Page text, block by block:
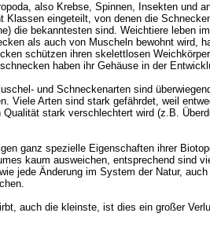
also Krebse, Spinnen, Insekten und
Klassen eingeteilt, von denen die
die bekanntesten sind. Weichtiere leben
als auch von Muscheln bewohnt wird,
schützen ihren skelettlosen
haben ihr Gehäuse in der
und Schneckenarten sind
Viele Arten sind stark gefährdet, weil
Qualität stark verschlechtert wird (z.B.
ganz spezielle Eigenschaften ihrer
kaum ausweichen, entsprechend sind
jede Änderung im System der Natur,
auch die kleinste, ist dies ein großer